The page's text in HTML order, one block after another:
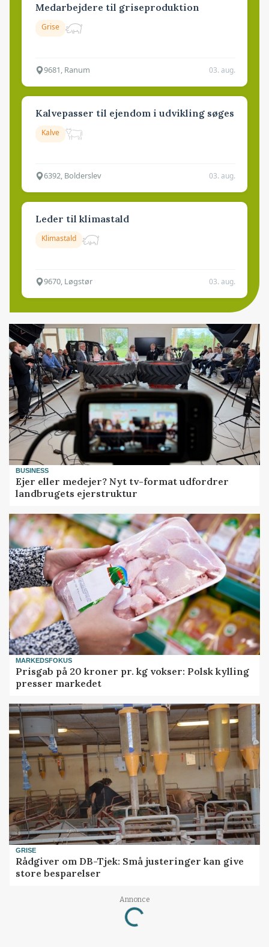
Medarbejdere til griseproduktion
Grise
9681, Ranum 03. aug.
Kalvepasser til ejendom i udvikling søges
Kalve
6392, Bolderslev 03. aug.
Leder til klimastald
Klimastald
9670, Løgstør 03. aug.
BUSINESS
Ejer eller medejer? Nyt tv-format udfordrer
landbrugets ejerstruktur
MARKEDSFOKUS
Prisgab på 20 kroner pr. kg vokser: Polsk kylling
presser markedet
GRISE
Rådgiver om DB-Tjek: Små justeringer kan give
store besparelser
Annonce
Loading...